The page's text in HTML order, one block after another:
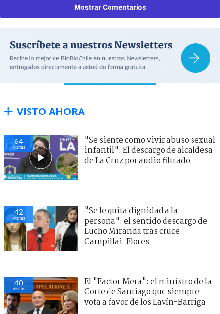
Mostrar Comentarios
VISTO AHORA
64
visitas
"Se siente como vivir abuso sexual
infantil": El descargo de alcaldesa
de La Cruz por audio filtrado
42
visitas
"Se le quita dignidad a la
persona": el sentido descargo de
Lucho Miranda tras cruce
Campillai-Flores
40
visitas
El "Factor Mera": el ministro de la
Corte de Santiago que siempre
vota a favor de los Lavín-Barriga